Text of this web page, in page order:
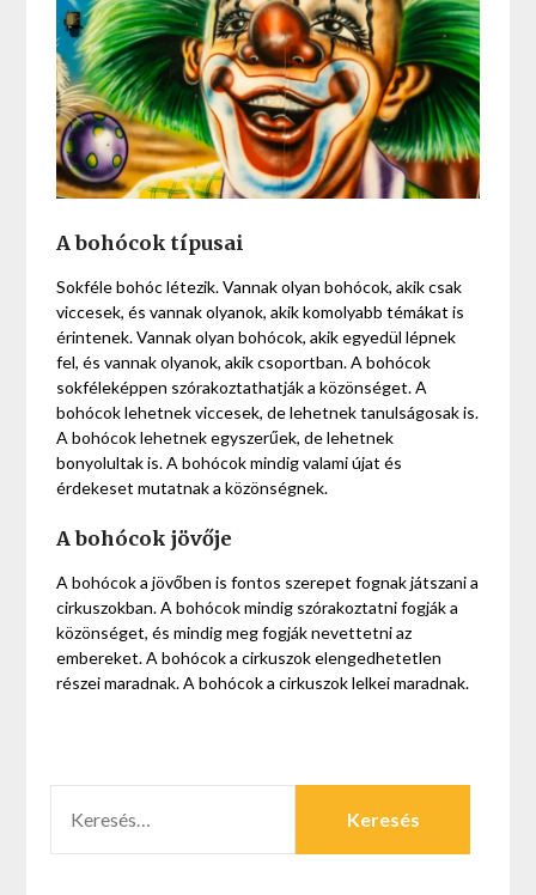
A bohócok típusai
Sokféle bohóc létezik. Vannak olyan bohócok, akik csak
viccesek, és vannak olyanok, akik komolyabb témákat is
érintenek. Vannak olyan bohócok, akik egyedül lépnek
fel, és vannak olyanok, akik csoportban. A bohócok
sokféleképpen szórakoztathatják a közönséget. A
bohócok lehetnek viccesek, de lehetnek tanulságosak is.
A bohócok lehetnek egyszerűek, de lehetnek
bonyolultak is. A bohócok mindig valami újat és
érdekeset mutatnak a közönségnek.
A bohócok jövője
A bohócok a jövőben is fontos szerepet fognak játszani a
cirkuszokban. A bohócok mindig szórakoztatni fogják a
közönséget, és mindig meg fogják nevettetni az
embereket. A bohócok a cirkuszok elengedhetetlen
részei maradnak. A bohócok a cirkuszok lelkei maradnak.